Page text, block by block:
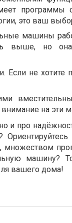
программы
это ваш
машины
выше, но она
не хотите
внимание на эти
и про
множеством
машину?
вашего дома!